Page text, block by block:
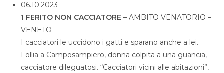
06.10.2023
1 FERITO NON CACCIATORE – AMBITO VENATORIO –
VENETO
I cacciatori le uccidono i gatti e sparano anche a lei.
Follia a Camposampiero, donna colpita a una guancia,
cacciatore dileguatosi. “Cacciatori vicini alle abitazioni”,